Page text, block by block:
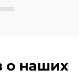
о наших